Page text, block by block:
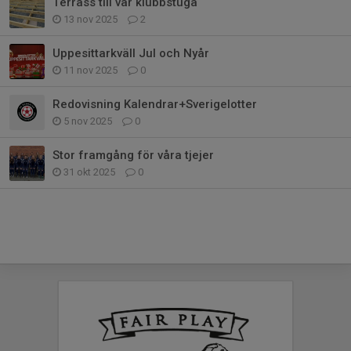
13 nov 2025 2
Uppesittarkväll Jul och Nyår
11 nov 2025 0
Redovisning Kalendrar+Sverigelotter
5 nov 2025 0
Stor framgång för våra tjejer
31 okt 2025 0